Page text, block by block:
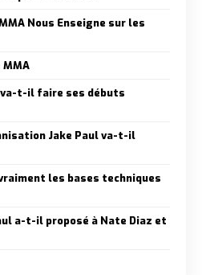
Nous Enseigne sur les
MMA
va-t-il faire ses débuts
Jake Paul va-t-il
les bases techniques
a-t-il proposé à Nate Diaz et